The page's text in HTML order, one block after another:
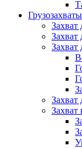
Грузозахваты
Захват
Захват
Захват
Захват
Захват